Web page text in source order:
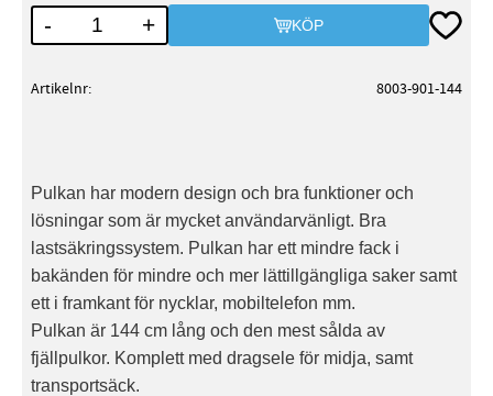
+
- KÖP Lägg
Artikelnr 8003-901-144
Pulkan har modern design och bra funktioner och
lösningar som är mycket användarvänligt. Bra
lastsäkringssystem. Pulkan har ett mindre fack i
bakänden för mindre och mer lättillgängliga saker samt
ett i framkant för nycklar, mobiltelefon mm.
Pulkan är 144 cm lång och den mest sålda av
fjällpulkor. Komplett med dragsele för midja, samt
transportsäck.